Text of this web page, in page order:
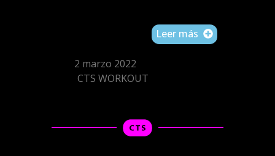
Leer más
2 marzo 2022
CTS WORKOUT